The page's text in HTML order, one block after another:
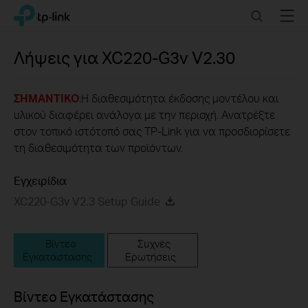
Click
navigation
TP-Link, Reliably Smart SearchMenu
Λήψεις γιαXC220-G3v V2.30
ΣΗΜΑΝΤΙΚΟ:Η διαθεσιμότητα έκδοσης μοντέλου και
υλικού διαφέρει ανάλογα με την περιοχή. Ανατρέξτε
στον τοπικό ιστότοπό σας TP-Link για να προσδιορίσετε
τη διαθεσιμότητα των προϊόντων.
Εγχειρίδια
XC220-G3v V2.3 Setup Guide
Βίντεο
Εγκατάστασης
Συχνές
Ερωτήσεις
Βίντεο Εγκατάστασης